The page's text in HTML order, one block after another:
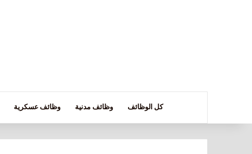
كل الوظائف وظائف مدنية وظائف عسكرية